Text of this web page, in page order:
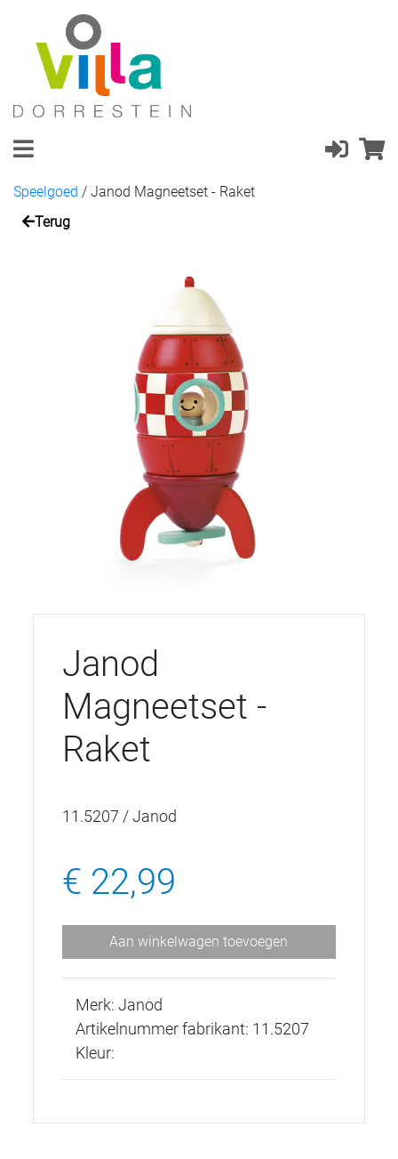
Speelgoed / Janod Magneetset - Raket
Terug
Janod
Magneetset -
Raket
11.5207 / Janod
€ 22,99
Aan winkelwagen toevoegen
Merk: Janod
Artikelnummer fabrikant: 11.5207
Kleur: